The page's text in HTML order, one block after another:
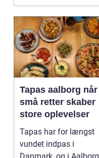
Tapas aalborg når
små retter skaber
store oplevelser
Tapas har for længst
vundet indpas i